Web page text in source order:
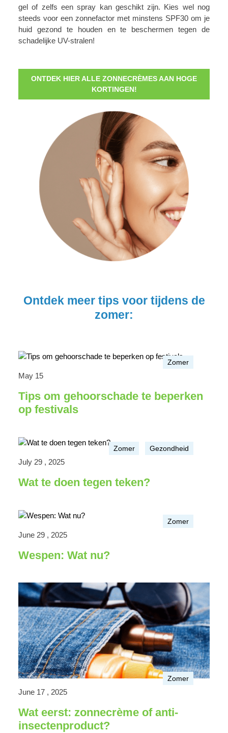
gel of zelfs een spray kan geschikt zijn. Kies wel nog
steeds voor een zonnefactor met minstens SPF30 om je
huid gezond te houden en te beschermen tegen de
schadelijke UV-stralen!
ONTDEK HIER ALLE ZONNECRÈMES AAN HOGE
KORTINGEN!
Ontdek meer tips voor tijdens de
zomer:
Zomer
May 15
Tips om gehoorschade te beperken
op festivals
Zomer Gezondheid
July 29 , 2025
Wat te doen tegen teken?
Zomer
June 29 , 2025
Wespen: Wat nu?
Zomer
June 17 , 2025
Wat eerst: zonnecrème of anti-
insectenproduct?